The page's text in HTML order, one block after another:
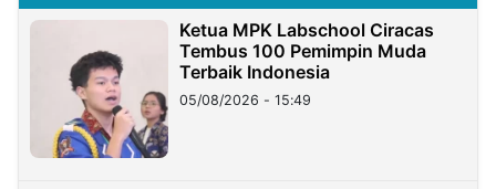
Ketua MPK Labschool Ciracas
Tembus 100 Pemimpin Muda
Terbaik Indonesia
05/08/2026 - 15:49